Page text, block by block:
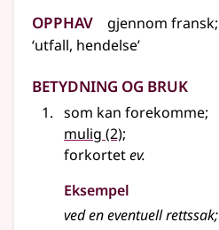
Opphav gjennom fransk;
‘utfall, hendelse’
Betydning og bruk
som kan forekomme;
mulig (2);
forkortetev.
Eksempel
ved eneventuellrettssak;